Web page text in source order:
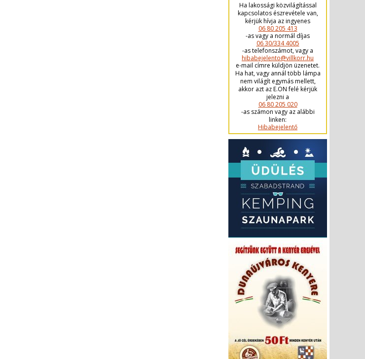
Ha lakossági közvilágítással
kapcsolatos észrevétele van,
kérjük hívja az ingyenes
06 80 205 413
-as vagy a normál díjas
06 30/334 4005
-as telefonszámot, vagy a
hibabejelento@villkorr.hu
e-mail címre küldjön üzenetet.
Ha hat, vagy annál több lámpa
nem világít egymás mellett,
akkor azt az E.ON felé kérjük
jelezni a
06 80 205 020
-as számon vagy az alábbi
linken:
Hibabejelentő